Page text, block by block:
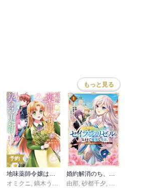
もっと見る
予約
地味薬師令嬢はもう契約更新いたしません。 ざまぁ？ 没落？ 私には関係ないことです
オミクニ, 鏑木うりこ
婚約解消のち、お引越し。セイラン・リゼルの気ままで優雅な生活。 ～才色兼備の転生令嬢は前世チートで自由を満喫します～
由那,砂都千夕, あんべよしろう